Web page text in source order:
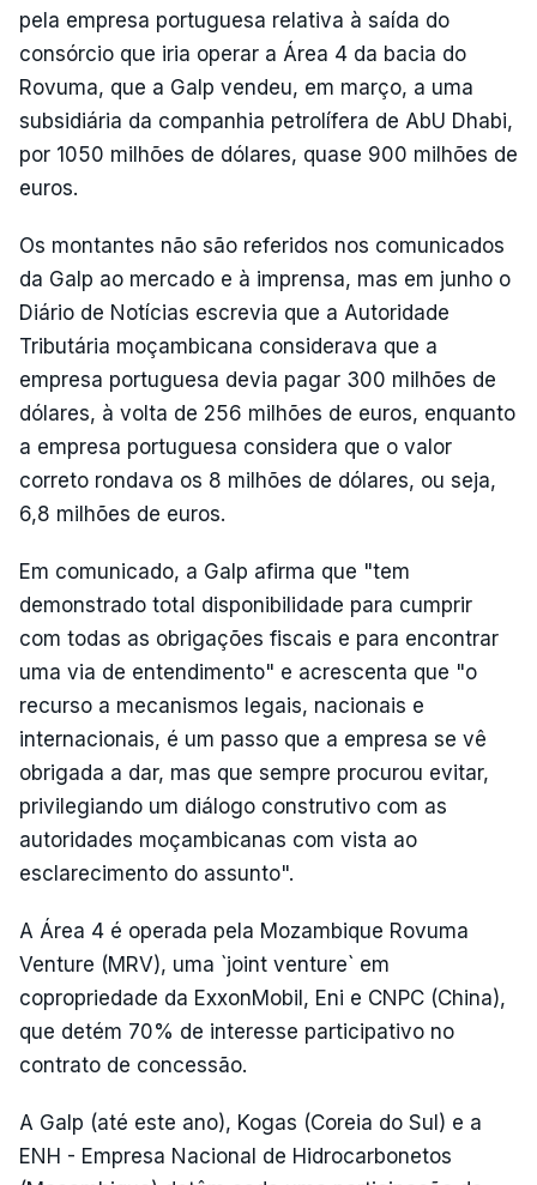
pela empresa portuguesa relativa à saída do
consórcio que iria operar a Área 4 da bacia do
Rovuma, que a Galp vendeu, em março, a uma
subsidiária da companhia petrolífera de AbU Dhabi,
por 1050 milhões de dólares, quase 900 milhões de
euros.
Os montantes não são referidos nos comunicados
da Galp ao mercado e à imprensa, mas em junho o
Diário de Notícias escrevia que a Autoridade
Tributária moçambicana considerava que a
empresa portuguesa devia pagar 300 milhões de
dólares, à volta de 256 milhões de euros, enquanto
a empresa portuguesa considera que o valor
correto rondava os 8 milhões de dólares, ou seja,
6,8 milhões de euros.
Em comunicado, a Galp afirma que "tem
demonstrado total disponibilidade para cumprir
com todas as obrigações fiscais e para encontrar
uma via de entendimento" e acrescenta que "o
recurso a mecanismos legais, nacionais e
internacionais, é um passo que a empresa se vê
obrigada a dar, mas que sempre procurou evitar,
privilegiando um diálogo construtivo com as
autoridades moçambicanas com vista ao
esclarecimento do assunto".
A Área 4 é operada pela Mozambique Rovuma
Venture (MRV), uma `joint venture` em
copropriedade da ExxonMobil, Eni e CNPC (China),
que detém 70% de interesse participativo no
contrato de concessão.
A Galp (até este ano), Kogas (Coreia do Sul) e a
ENH - Empresa Nacional de Hidrocarbonetos